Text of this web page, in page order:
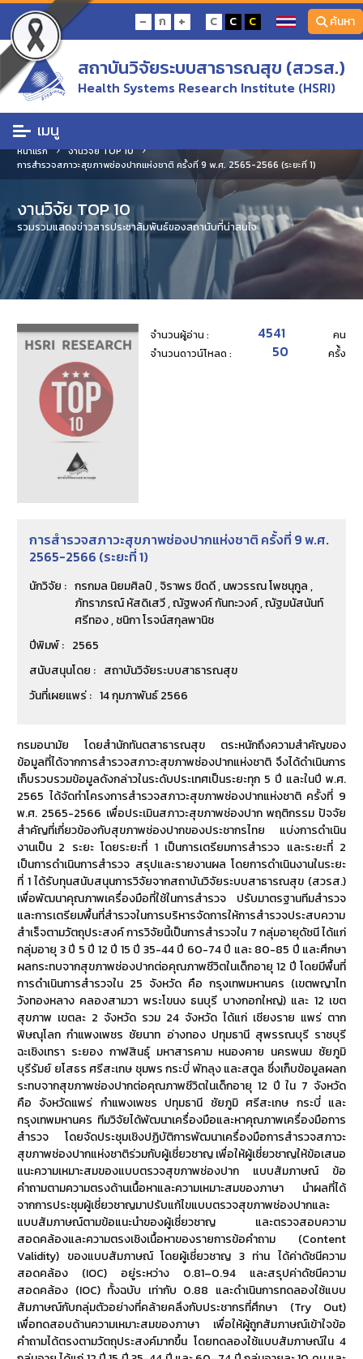
- ก + C C C ค้นหา
สถาบันวิจัยระบบสาธารณสุข (สวรส.)
Health Systems Research Institute (HSRI)
เมนู
หน้าแรก
งานวิจัย TOP 10
การสำรวจสภาวะสุขภาพช่องปากแห่งชาติ ครั้งที่ 9 พ.ศ. 2565-2566 (ระยะที่ 1)
งานวิจัย TOP 10
รวมรวมแสดงข่าวสารประชาสัมพันธ์ของสถานับที่น่าสนใจ
จำนวนผู้อ่าน : 4541
คน
จำนวนดาวน์โหลด :
50 ครั้้ง
การสำรวจสภาวะสุขภาพช่องปากแห่งชาติ ครั้งที่ 9 พ.ศ.
2565-2566 (ระยะที่ 1)
นักวิจัย : กรกมล นิยมศิลป์ , จิราพร ขีดดี , นพวรรณ โพชนุกูล ,
ภัทราภรณ์ หัสดิเสวี , ณัฐพงค์ กันทะวงค์ , ณัฐมนัสนันท์
ศรีทอง , ชนิกา โรจน์สกุลพานิช
ปีพิมพ์ : 2565
สนับสนุนโดย : สถาบันวิจัยระบบสาธารณสุข
วันที่เผยแพร่ : 14 กุมภาพันธ์ 2566
กรมอนามัย โดยสำนักทันตสาธารณสุข ตระหนักถึงความสำคัญของ
ข้อมูลที่ได้จากการสำรวจสภาวะสุขภาพช่องปากแห่งชาติ จึงได้ดำเนินการ
เก็บรวบรวมข้อมูลดังกล่าวในระดับประเทศเป็นระยะทุก 5 ปี และในปี พ.ศ.
2565 ได้จัดทำโครงการสำรวจสภาวะสุขภาพช่องปากแห่งชาติ ครั้งที่ 9
พ.ศ. 2565-2566 เพื่อประเมินสภาวะสุขภาพช่องปาก พฤติกรรม ปัจจัย
สำคัญที่เกี่ยวข้องกับสุขภาพช่องปากของประชากรไทย แบ่งการดำเนิน
งานเป็น 2 ระยะ โดยระยะที่ 1 เป็นการเตรียมการสำรวจ และระยะที่ 2
เป็นการดำเนินการสำรวจ สรุปและรายงานผล โดยการดำเนินงานในระยะ
ที่ 1 ได้รับทุนสนับสนุนการวิจัยจากสถาบันวิจัยระบบสาธารณสุข (สวรส.)
เพื่อพัฒนาคุณภาพเครื่องมือที่ใช้ในการสำรวจ ปรับมาตรฐานทีมสำรวจ
และการเตรียมพื้นที่สำรวจในการบริหารจัดการให้การสำรวจประสบความ
สำเร็จตามวัตถุประสงค์ การวิจัยนี้เป็นการสำรวจใน 7 กลุ่มอายุดัชนี ได้แก่
กลุ่มอายุ 3 ปี 5 ปี 12 ปี 15 ปี 35-44 ปี 60-74 ปี และ 80-85 ปี และศึกษา
ผลกระทบจากสุขภาพช่องปากต่อคุณภาพชีวิตในเด็กอายุ 12 ปี โดยมีพื้นที่
การดำเนินการสำรวจใน 25 จังหวัด คือ กรุงเทพมหานคร (เขตพญาไท
วังทองหลาง คลองสามวา พระโขนง ธนบุรี บางกอกใหญ่) และ 12 เขต
สุขภาพ เขตละ 2 จังหวัด รวม 24 จังหวัด ได้แก่ เชียงราย แพร่ ตาก
พิษณุโลก กำแพงเพชร ชัยนาท อ่างทอง ปทุมธานี สุพรรณบุรี ราชบุรี
ฉะเชิงเทรา ระยอง กาฬสินธุ์ มหาสารคาม หนองคาย นครพนม ชัยภูมิ
บุรีรัมย์ ยโสธร ศรีสะเกษ ชุมพร กระบี่ พัทลุง และสตูล ซึ่งเก็บข้อมูลผลก
ระทบจากสุขภาพช่องปากต่อคุณภาพชีวิตในเด็กอายุ 12 ปี ใน 7 จังหวัด
คือ จังหวัดแพร่ กำแพงเพชร ปทุมธานี ชัยภูมิ ศรีสะเกษ กระบี่ และ
กรุงเทพมหานคร ทีมวิจัยได้พัฒนาเครื่องมือและหาคุณภาพเครื่องมือการ
สำรวจ โดยจัดประชุมเชิงปฏิบัติการพัฒนาเครื่องมือการสำรวจสภาวะ
สุขภาพช่องปากแห่งชาติร่วมกับผู้เชี่ยวชาญ เพื่อให้ผู้เชี่ยวชาญให้ข้อเสนอ
แนะความเหมาะสมของแบบตรวจสุขภาพช่องปาก แบบสัมภาษณ์ ข้อ
คำถามตามความตรงด้านเนื้อหาและความเหมาะสมของภาษา นำผลที่ได้
จากการประชุมผู้เชี่ยวชาญมาปรับแก้ไขแบบตรวจสุขภาพช่องปากและ
แบบสัมภาษณ์ตามข้อแนะนำของผู้เชี่ยวชาญ และตรวจสอบความ
สอดคล้องและความตรงเชิงเนื้อหาของรายการข้อคำถาม (Content
Validity) ของแบบสัมภาษณ์ โดยผู้เชี่ยวชาญ 3 ท่าน ได้ค่าดัชนีความ
สอดคล้อง (IOC) อยู่ระหว่าง 0.81–0.94 และสรุปค่าดัชนีความ
สอดคล้อง (IOC) ทั้งฉบับ เท่ากับ 0.88 และดำเนินการทดลองใช้แบบ
สัมภาษณ์กับกลุ่มตัวอย่างที่คล้ายคลึงกับประชากรที่ศึกษา (Try Out)
เพื่อทดสอบด้านความเหมาะสมของภาษา เพื่อให้ผู้ถูกสัมภาษณ์เข้าใจข้อ
คำถามได้ตรงตามวัตถุประสงค์มากขึ้น โดยทดลองใช้แบบสัมภาษณ์ใน 4